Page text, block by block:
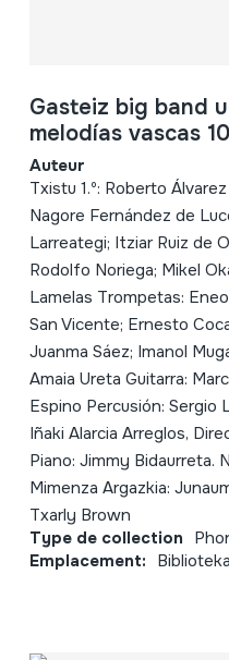
Gasteiz big band
melodías vascas
Auteur
Txistu 1.º: Roberto
Nagore Fernández de
Larreategi; Itziar Ruiz de
Rodolfo Noriega; Mikel
Lamelas Trompetas:
San Vicente; Ernesto
Juanma Sáez; Imanol
Amaia Ureta Guitarra:
Espino Percusión: Sergio
Iñaki Alarcia Arreglos,
Piano: Jimmy Bidaurreta.
Mimenza Argazkia:
Txarly Brown
Type de collection
Emplacement: